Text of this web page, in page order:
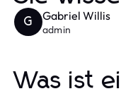
G Gabriel Willis
admin
Was ist